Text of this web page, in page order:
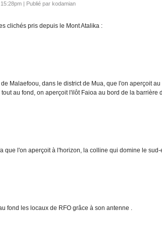
| Publié par kodamian
clichés pris depuis le Mont Atalika :
Malaefoou, dans le district de Mua, que l'on aperçoit
tout au fond, on aperçoit l'ilôt Faioa au bord de la barrière
que l'on aperçoit à l'horizon, la colline qui domine le sud-
fond les locaux de RFO grâce à son antenne .